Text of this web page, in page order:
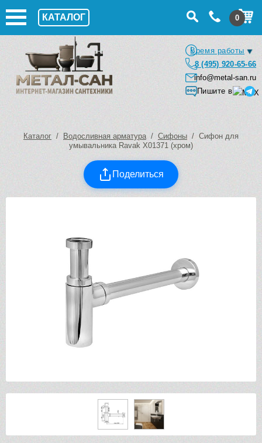
КАТАЛОГ 0
Время работы
8 (495) 920-65-66
info@metal-san.ru
Пишите в
Каталог / Водосливная арматура/ Сифоны / Сифон для
умывальника Ravak X01371 (хром)
Поделиться